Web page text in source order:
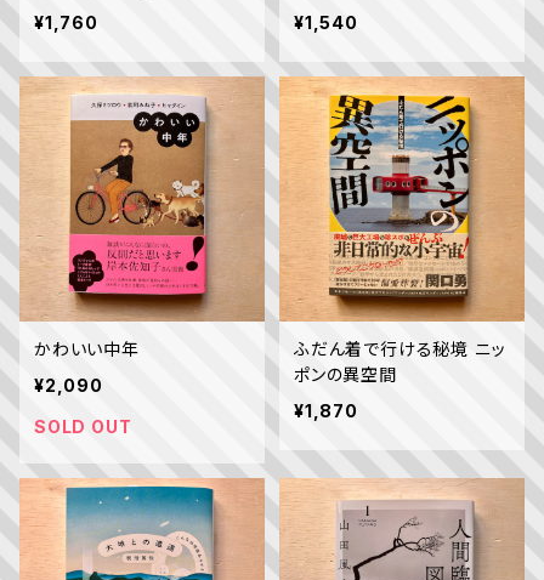
¥1,760
塚公演へのおさそいの記
録。
¥1,540
かわいい中年
¥2,090
SOLD OUT
ふだん着で行ける秘境 ニッ
ポンの異空間
¥1,870